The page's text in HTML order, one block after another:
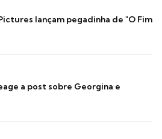
lançam pegadinha de "O Fim
a post sobre Georgina e